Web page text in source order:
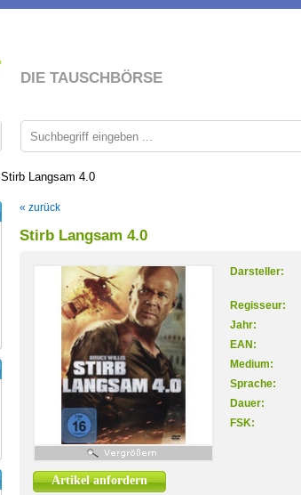
DIE TAUSCHBÖRSE
Stirb Langsam 4.0
« zurück
Stirb Langsam 4.0
Artikel anfordern
Darsteller:
Regisseur:
Jahr:
EAN:
Medium:
Sprache:
Dauer:
FSK: